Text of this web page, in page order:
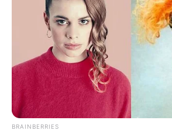
BRAINBERRIES